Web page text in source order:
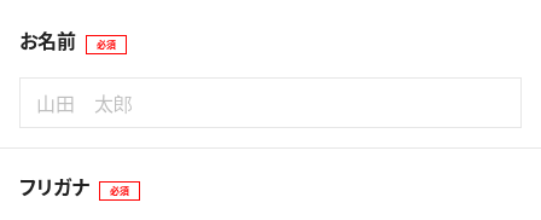
お名前
必須
フリガナ 必須